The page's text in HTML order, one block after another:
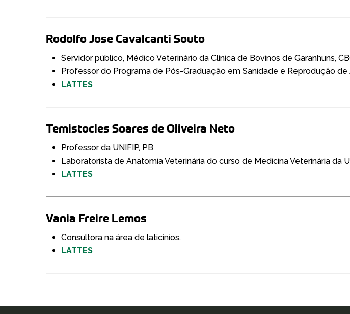
Rodolfo Jose Cavalcanti Souto
Servidor público, Médico Veterinário da Clínica de Bovinos de Garanhuns,
Professor do Programa de Pós-Graduação em Sanidade e Reprodução
LATTES
Temistocles Soares de Oliveira Neto
Professor da UNIFIP, PB
Laboratorista de Anatomia Veterinária do curso de Medicina Veterinária da
LATTES
Vania Freire Lemos
Consultora na área de laticínios.
LATTES